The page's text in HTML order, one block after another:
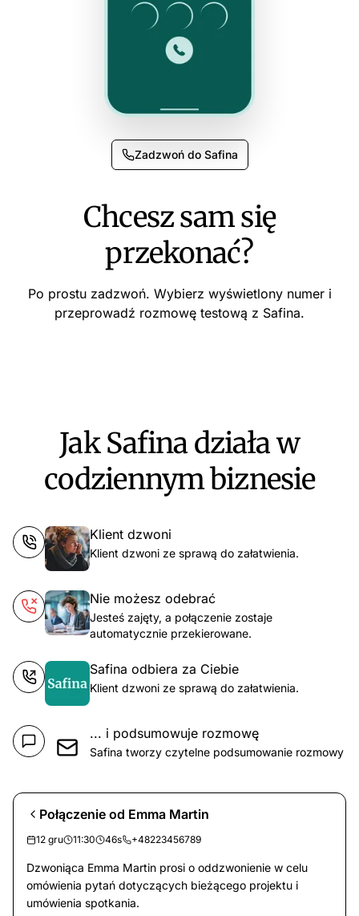
Zadzwoń do Safina
Chcesz sam się
przekonać?
Po prostu zadzwoń. Wybierz wyświetlony numer i
przeprowadź rozmowę testową z Safina.
Jak Safina działa w
codziennym biznesie
Połączenie od Emma Martin
12 gru 11:30 46s +48223456789
Dzwoniąca Emma Martin prosi o oddzwonienie w celu
omówienia pytań dotyczących bieżącego projektu i
umówienia spotkania.
Klient dzwoni
Klient dzwoni ze sprawą do załatwienia.
Nie możesz odebrać
Jesteś zajęty, a połączenie zostaje
automatycznie przekierowane.
Safina odbiera za Ciebie
Klient dzwoni ze sprawą do załatwienia.
... i podsumowuje rozmowę
Safina tworzy czytelne podsumowanie rozmowy